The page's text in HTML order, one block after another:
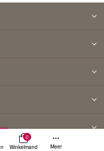
0
Winkelmand
Meer